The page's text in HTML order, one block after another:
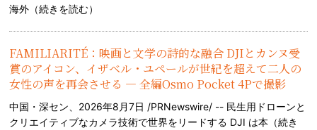
海外（続きを読む）
FAMILIARITÉ：映画と文学の詩的な融合 DJIとカンヌ受
賞のアイコン、イザベル・ユペールが世紀を超えて二人の
女性の声を再会させる — 全編Osmo Pocket 4Pで撮影
中国・深セン、2026年8月7日 /PRNewswire/ -- 民生用ドローンと
クリエイティブなカメラ技術で世界をリードする DJI は本（続き